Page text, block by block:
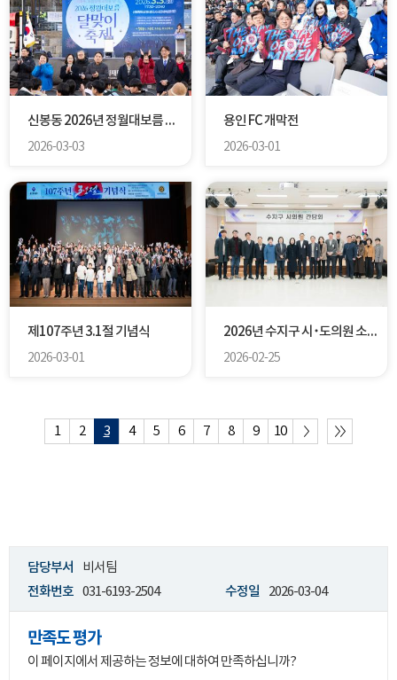
신봉동 2026년 정월대보름 달맞이 축제
2026-03-03
용인 FC 개막전
2026-03-01
제107주년 3.1절 기념식
2026-03-01
2026년 수지구 시･도의원 소통 간담회
2026-02-25
1 2 3 4 5 6 7 8 9 10
담당부서
비서팀
전화번호 031-6193-2504 수정일 2026-03-04
만족도 평가
이 페이지에서 제공하는 정보에 대하여 만족하십니까?